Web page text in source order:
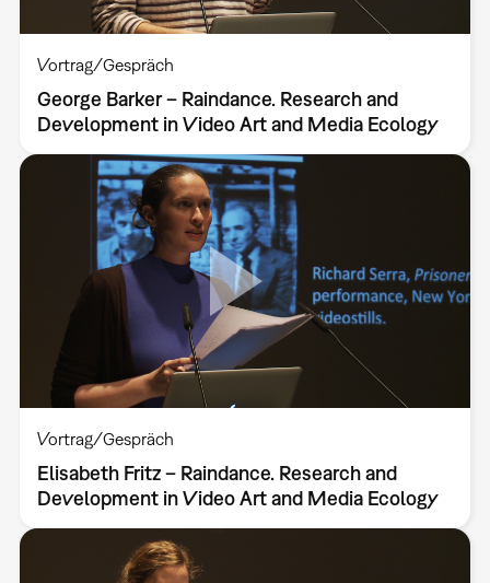
Vortrag/Gespräch
George Barker – Raindance. Research and
Development in Video Art and Media Ecology
Vortrag/Gespräch
Elisabeth Fritz – Raindance. Research and
Development in Video Art and Media Ecology